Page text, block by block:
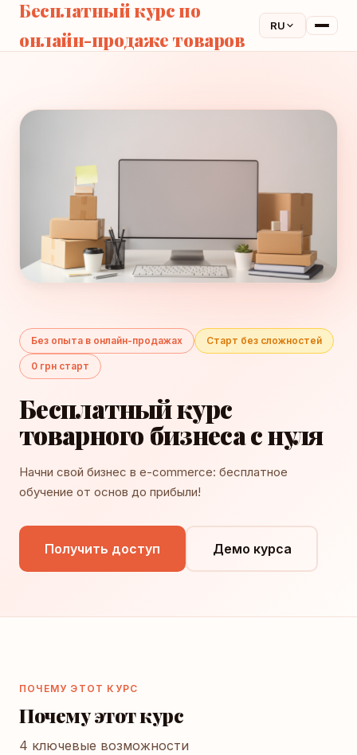
Бесплатный курс по
онлайн-продаже товаров
RU
Без опыта в онлайн-продажах Старт без сложностей
0 грн старт
Бесплатный курс
товарного бизнеса с нуля
Начни свой бизнес в e-commerce: бесплатное
обучение от основ до прибыли!
Получить доступ Демо курса
ПОЧЕМУ ЭТОТ КУРС
Почему этот курс
4 ключевые возможности